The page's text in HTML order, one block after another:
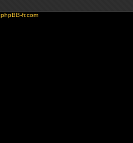
phpBB-fr.com